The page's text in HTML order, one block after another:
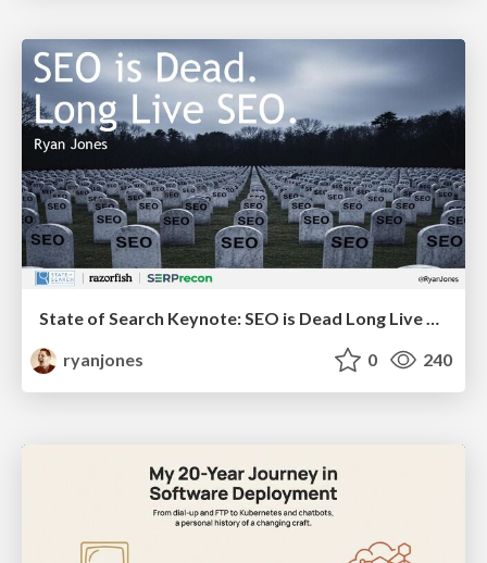
State of Search Keynote: SEO is Dead Long Live SEO
ryanjones
0 240